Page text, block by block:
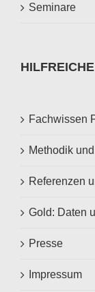
Seminare
Fachwissen
Methodik
Referenzen
Gold: Daten
Presse
Impressum